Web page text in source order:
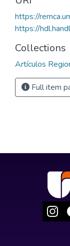
https://
https://
Collections
Artículos
Full item